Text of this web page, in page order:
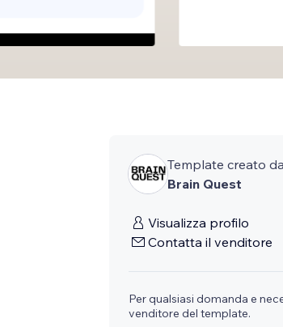
Template creato da
Brain Quest
Visualizza profilo
Contatta il venditore
Per qualsiasi domanda e
venditore del template.